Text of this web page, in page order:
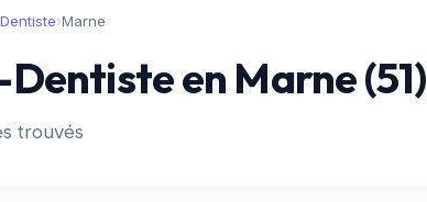
›Marne
en Marne (51)
trouvés